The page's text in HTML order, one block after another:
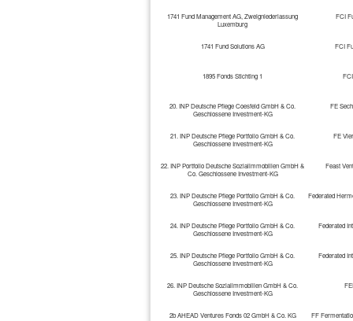
1741 Fund Management AG, Zweigniederlassung
Luxemburg
FCI
1741 Fund Solutions AG FCI
1895 Fonds Stichting 1
20. INP Deutsche Pflege Coesfeld GmbH & Co.
Geschlossene Investment-KG
FE
21. INP Deutsche Pflege Portfolio GmbH & Co.
Geschlossene Investment-KG
FE
22. INP Portfolio Deutsche Sozialimmobilien GmbH &
Co. Geschlossene Investment-KG
Feast
23. INP Deutsche Pflege Portfolio GmbH & Co.
Geschlossene Investment-KG
Federated
24. INP Deutsche Pflege Portfolio GmbH & Co.
Geschlossene Investment-KG
Federated
25. INP Deutsche Pflege Portfolio GmbH & Co.
Geschlossene Investment-KG
Federated
26. INP Deutsche Sozialimmobilien GmbH & Co.
Geschlossene Investment-KG
2b AHEAD Ventures Fonds 02 GmbH & Co. KG FF